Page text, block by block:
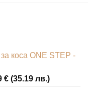
коса ONE STEP -
€(35.19 лв.)Текущата